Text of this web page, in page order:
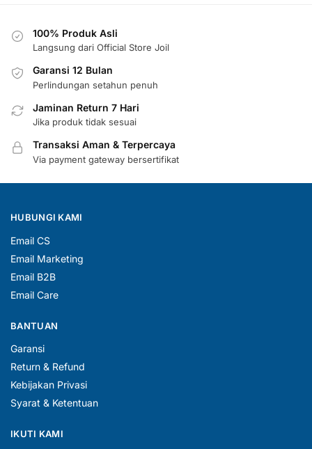
100% Produk Asli
Langsung dari Official Store Joil
Garansi 12 Bulan
Perlindungan setahun penuh
Jaminan Return 7 Hari
Jika produk tidak sesuai
Transaksi Aman & Terpercaya
Via payment gateway bersertifikat
HUBUNGI KAMI
Email CS
Email Marketing
Email B2B
Email Care
BANTUAN
Garansi
Return & Refund
Kebijakan Privasi
Syarat & Ketentuan
IKUTI KAMI